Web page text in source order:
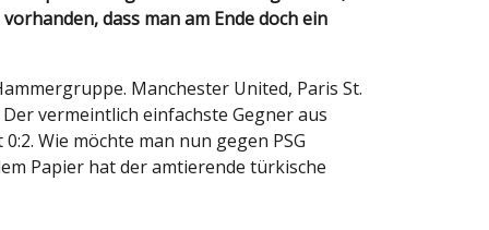
dass man am Ende doch ein
Manchester United, Paris St.
vermeintlich einfachste Gegner aus
Wie möchte man nun gegen PSG
Papier hat der amtierende türkische